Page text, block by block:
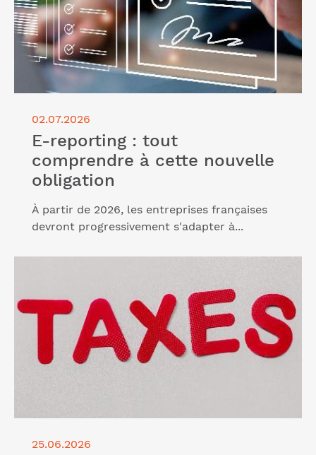
02.07.2026
E-reporting : tout
comprendre à cette nouvelle
obligation
À partir de 2026, les entreprises françaises
devront progressivement s'adapter à...
25.06.2026